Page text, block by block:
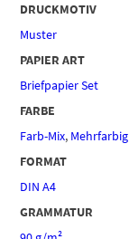
DRUCKMOTIV
Muster
PAPIER ART
Briefpapier Set
FARBE
Farb-Mix, Mehrfarbig
FORMAT
DIN A4
GRAMMATUR